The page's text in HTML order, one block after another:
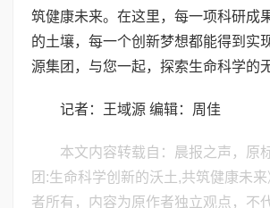
筑健康未来。在这里，每一项科研成
的土壤，每一个创新梦想都能得到实
源集团，与您一起，探索生命科学的
记者：王域源 编辑：周佳
本文内容转载自：晨报之声，原
团:生命科学创新的沃土,共筑健康未
者所有，内容为原作者独立观点，不